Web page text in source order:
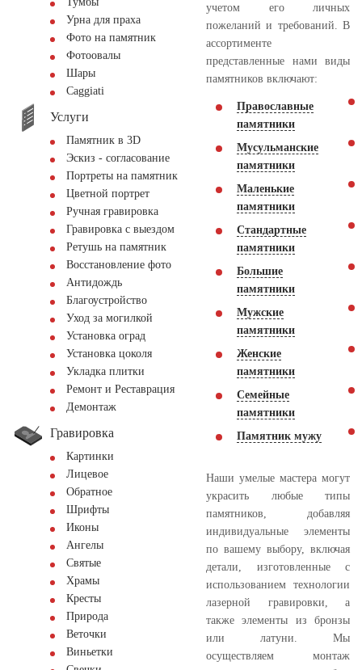
Урна для праха
Фото на памятник
Фотоовалы
Шары
Сaggiati
Услуги
Памятник в 3D
Эскиз - согласование
Портреты на памятник
Цветной портрет
Ручная гравировка
Гравировка с выездом
Ретушь на памятник
Восстановление фото
Антидождь
Благоустройство
Уход за могилкой
Установка оград
Установка цоколя
Укладка плитки
Ремонт и Реставрация
Демонтаж
Гравировка
Картинки
Лицевое
Обратное
Шрифты
Иконы
Ангелы
Святые
Храмы
Кресты
Природа
Веточки
Виньетки
учетом его личных
пожеланий и требований. В
ассортименте
представленные нами виды
памятников включают:
Православные
памятники
Мусульманские
памятники
Маленькие
памятники
Стандартные
памятники
Большие
памятники
Мужские
памятники
Женские
памятники
Семейные
памятники
Памятник мужу
Наши умелые мастера могут
украсить любые типы
памятников, добавляя
индивидуальные элементы
по вашему выбору, включая
детали, изготовленные с
использованием технологии
лазерной гравировки, а
также элементы из бронзы
или латуни. Мы
осуществляем монтаж